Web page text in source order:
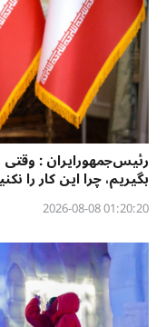
رئیس‌جمهورایران :
بگیریم، چرا این کار را
01:20:20 2026-08-08